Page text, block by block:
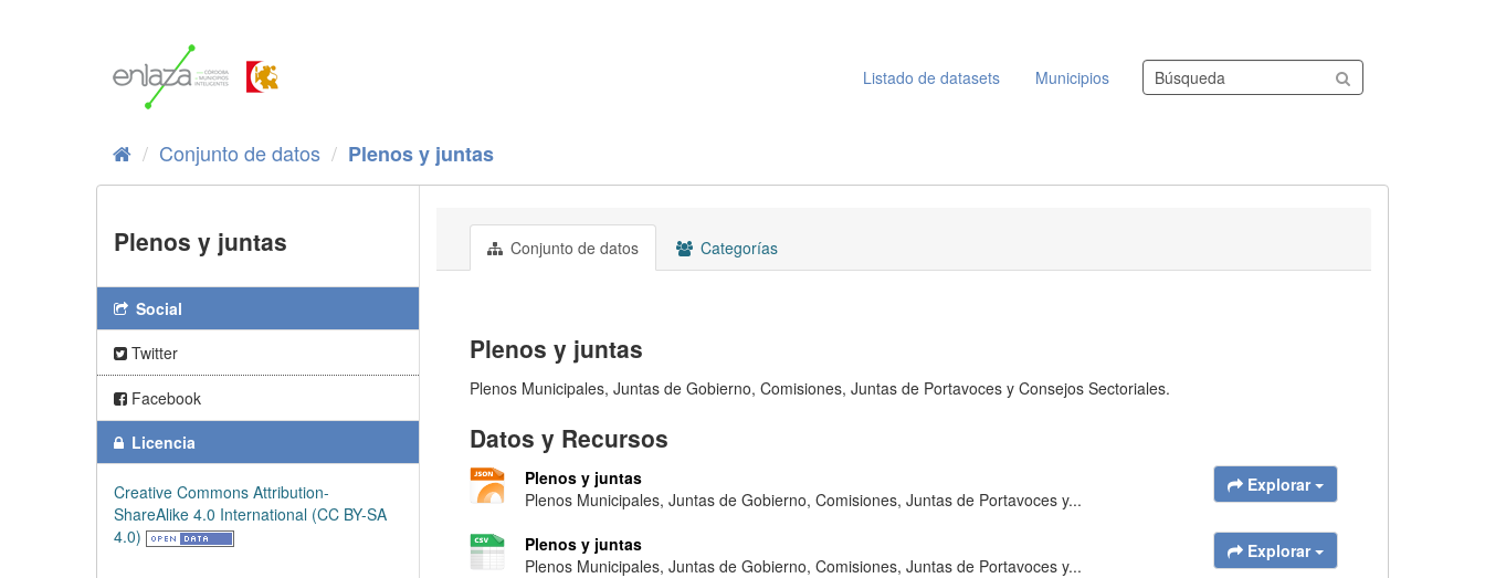
Listado de datasets
Municipios Buscar conjuntos de datos
Conjunto de datos Plenos y juntas
Plenos y juntas
Social
Twitter
Facebook
Licencia
Creative Commons Attribution-
ShareAlike 4.0 International (CC BY-SA
4.0)
Conjunto de datos Categorías
Plenos y juntas
Plenos Municipales, Juntas de Gobierno, Comisiones, Juntas de Portavoces y Consejos Sectoriales.
Datos y Recursos
Plenos y juntas
Plenos Municipales, Juntas de Gobierno, Comisiones, Juntas de Portavoces y...
Explorar
Plenos y juntas
Plenos Municipales, Juntas de Gobierno, Comisiones, Juntas de Portavoces y...
Explorar